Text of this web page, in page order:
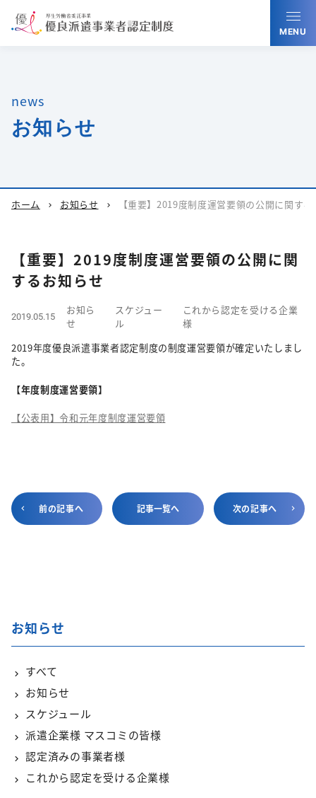
MENU
news
お知らせ
ホーム chevron_right お知らせ chevron_right 【重要】2019度制度運営要領の公開に関す
【重要】2019度制度運営要領の公開に関
するお知らせ
2019.05.15
お知ら
せ
スケジュー
ル
これから認定を受ける企業
様
2019年度優良派遣事業者認定制度の制度運営要領が確定いたしまし
た。
【年度制度運営要領】
【公表用】令和元年度制度運営要領
前の記事へ 記事一覧へ 次の記事へ
お知らせ
すべて
お知らせ
スケジュール
派遣企業様 マスコミの皆様
認定済みの事業者様
これから認定を受ける企業様